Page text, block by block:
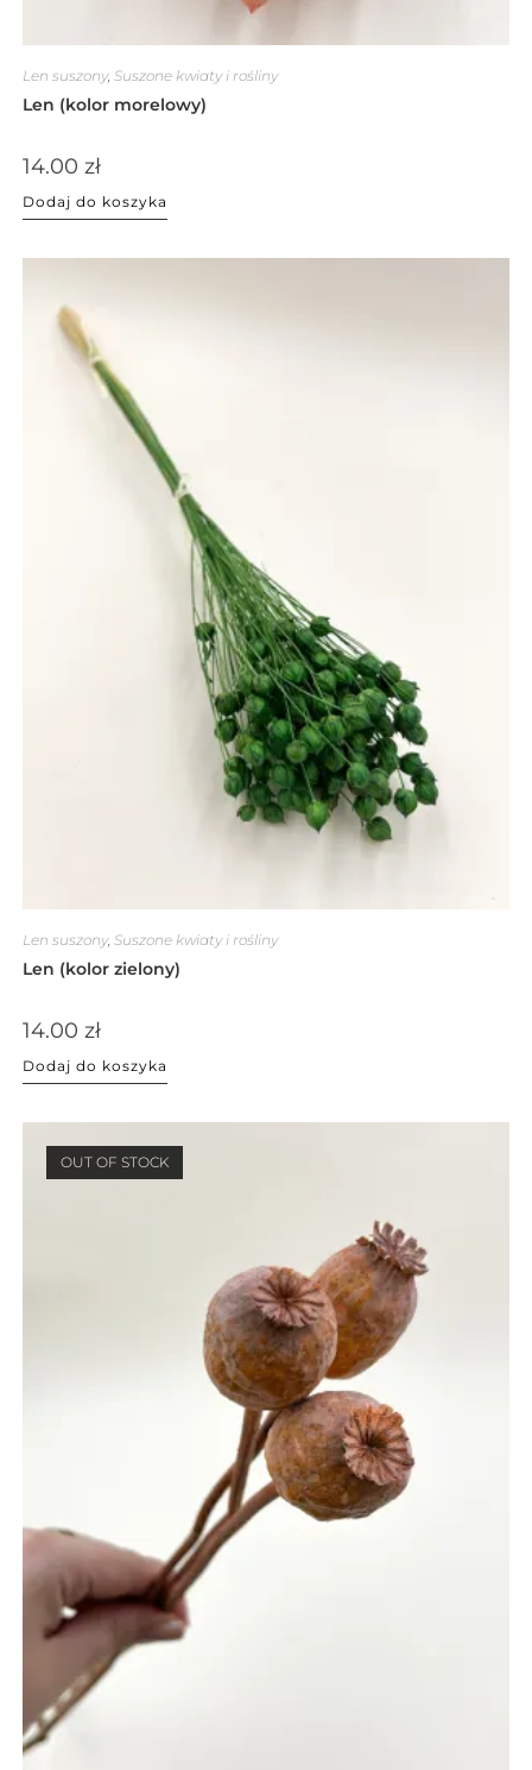
Len suszony, Suszone kwiaty i rośliny
Len (kolor morelowy)
14.00 zł
Dodaj do koszyka
Len suszony, Suszone kwiaty i rośliny
Len (kolor zielony)
14.00 zł
Dodaj do koszyka
OUT OF STOCK